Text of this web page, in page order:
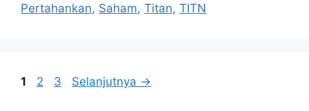
Pertahankan, Saham, Titan, TITN
Halaman
1 Halaman
2 Halaman
3 Selanjutnya →